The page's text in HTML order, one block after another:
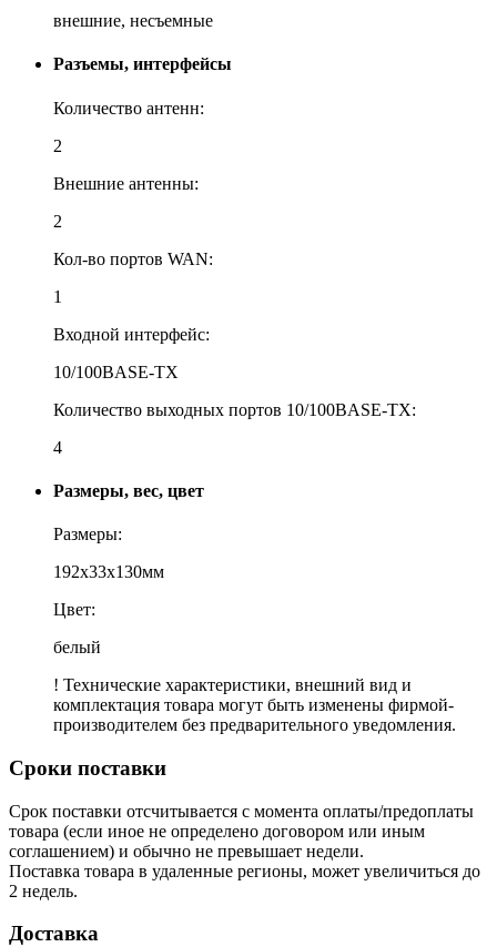
внешние, несъемные
Разъемы, интерфейсы
Количество антенн:
2
Внешние антенны:
2
Кол-во портов WAN:
1
Входной интерфейс:
10/100BASE-TX
Количество выходных портов 10/100BASE-TX:
4
Размеры, вес, цвет
Размеры:
192x33x130мм
Цвет:
белый
! Технические характеристики, внешний вид и
комплектация товара могут быть изменены фирмой-
производителем без предварительного уведомления.
Сроки поставки
Срок поставки отсчитывается с момента оплаты/предоплаты
товара (если иное не определено договором или иным
соглашением) и обычно не превышает недели.
Поставка товара в удаленные регионы, может увеличиться до
2 недель.
Доставка